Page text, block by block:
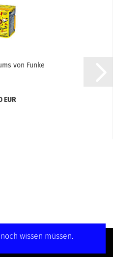
von Funke
EUR
wissen müssen.